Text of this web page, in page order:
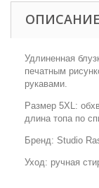
ОПИСАНИЕ
Удлиненная
печатным
рукавами.
Размер 5XL:
длина топа по
Бренд: Studio
Уход: ручная